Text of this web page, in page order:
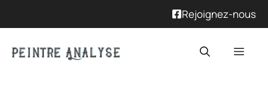
Rejoignez-nous